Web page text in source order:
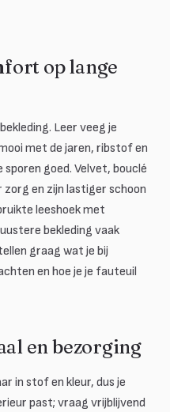
op lange
Leer veeg je
met de jaren, ribstof en
goed. Velvet, bouclé
en zijn lastiger schoon
leeshoek met
bekleding vaak
graag wat je bij
en hoe je je fauteuil
en bezorging
in stof en kleur, dus je
past; vraag vrijblijvend